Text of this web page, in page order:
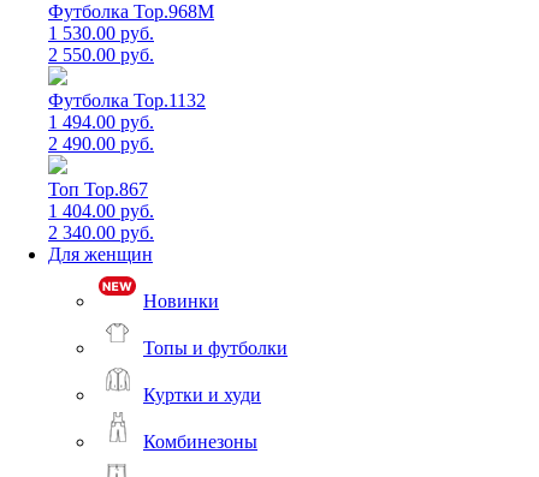
Футболка Top.968M
1 530.00 руб.
2 550.00 руб.
Футболка Top.1132
1 494.00 руб.
2 490.00 руб.
Топ Top.867
1 404.00 руб.
2 340.00 руб.
Для женщин
Новинки
Топы и футболки
Куртки и худи
Комбинезоны